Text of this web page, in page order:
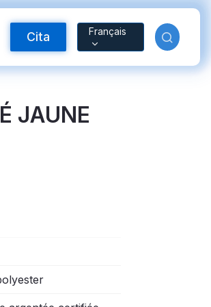
Cita Français
JAUNE